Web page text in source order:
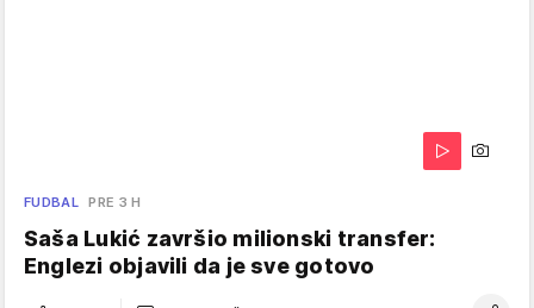
FUDBAL PRE 3 H
Saša Lukić završio milionski transfer:
Englezi objavili da je sve gotovo